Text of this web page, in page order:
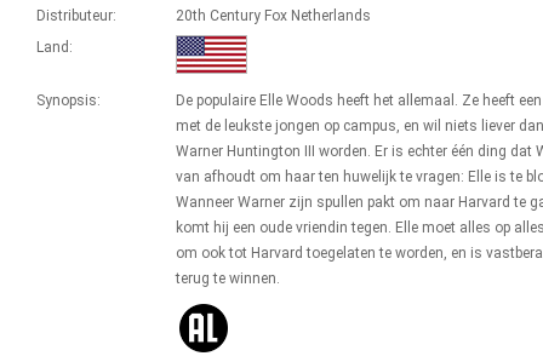
Distributeur:
20th Century Fox Netherlands
Land:
Synopsis:
De populaire Elle Woods heeft het allemaal. Ze heeft
met de leukste jongen op campus, en wil niets liever
Warner Huntington III worden. Er is echter één ding dat
van afhoudt om haar ten huwelijk te vragen: Elle is te
Wanneer Warner zijn spullen pakt om naar Harvard te
komt hij een oude vriendin tegen. Elle moet alles op
om ook tot Harvard toegelaten te worden, en is
terug te winnen.